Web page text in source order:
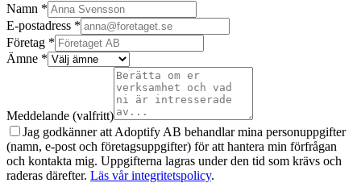
Namn *
E-postadress *
Företag *
Ämne *
Meddelande (valfritt)
Jag godkänner att Adoptify AB behandlar mina personuppgifter
(namn, e-post och företagsuppgifter) för att hantera min förfrågan
och kontakta mig. Uppgifterna lagras under den tid som krävs och
raderas därefter. Läs vår integritetspolicy.